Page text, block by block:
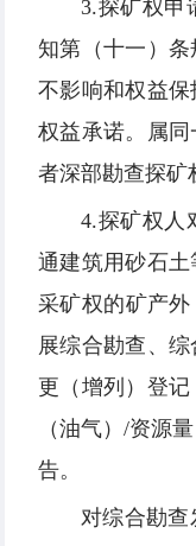
3.探矿权申
知第（十一）
不影响和权益
权益承诺。属
者深部勘查探矿
4.探矿权人
通建筑用砂石
采矿权的矿产
展综合勘查、
更（增列）登
（油气）/资源
告。
对综合勘查